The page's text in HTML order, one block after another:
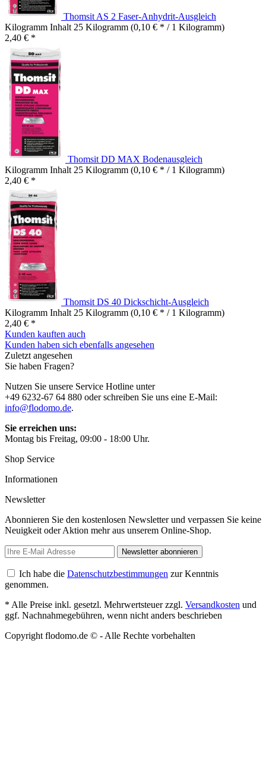
Thomsit AS 2 Faser-Anhydrit-Ausgleich
Kilogramm Inhalt 25 Kilogramm (0,10 € * / 1 Kilogramm)
2,40 € *
Thomsit DD MAX Bodenausgleich
Kilogramm Inhalt 25 Kilogramm (0,10 € * / 1 Kilogramm)
2,40 € *
Thomsit DS 40 Dickschicht-Ausgleich
Kilogramm Inhalt 25 Kilogramm (0,10 € * / 1 Kilogramm)
2,40 € *
Kunden kauften auch
Kunden haben sich ebenfalls angesehen
Zuletzt angesehen
Sie haben Fragen?
Nutzen Sie unsere Service Hotline unter
+49 6232-67 64 880 oder schreiben Sie uns eine E-Mail:
info@flodomo.de.
Sie erreichen uns:
Montag bis Freitag, 09:00 - 18:00 Uhr.
Shop Service
Informationen
Newsletter
Abonnieren Sie den kostenlosen Newsletter und verpassen Sie keine
Neuigkeit oder Aktion mehr aus unserem Online-Shop.
Newsletter abonnieren
Ich habe die Datenschutzbestimmungen zur Kenntnis
genommen.
* Alle Preise inkl. gesetzl. Mehrwertsteuer zzgl. Versandkosten und
ggf. Nachnahmegebühren, wenn nicht anders beschrieben
Copyright flodomo.de © - Alle Rechte vorbehalten